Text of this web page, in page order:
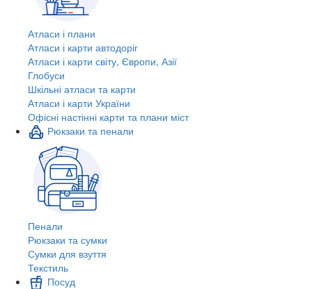
Атласи і плани
Атласи і карти автодоріг
Атласи і карти світу, Європи, Азії
Глобуси
Шкільні атласи та карти
Атласи і карти України
Офісні настінні карти та плани міст
Рюкзаки та пенали
Пенали
Рюкзаки та сумки
Сумки для взуття
Текстиль
Посуд